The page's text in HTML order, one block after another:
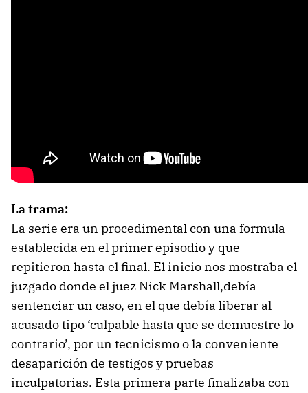
La trama:
La serie era un procedimental con una formula
establecida en el primer episodio y que
repitieron hasta el final. El inicio nos mostraba el
juzgado donde el juez Nick Marshall,debía
sentenciar un caso, en el que debía liberar al
acusado tipo ‘culpable hasta que se demuestre lo
contrario’, por un tecnicismo o la conveniente
desaparición de testigos y pruebas
inculpatorias. Esta primera parte finalizaba con